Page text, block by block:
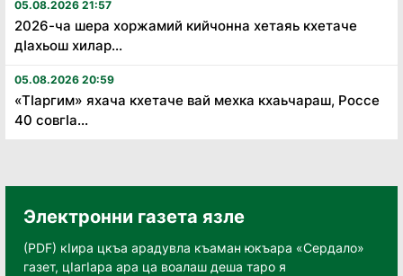
05.08.2026 21:57
2026-ча шера хоржамий кийчонна хетаяь кхетаче
дӏахьош хилар...
05.08.2026 20:59
«Тӏаргим» яхача кхетаче вай мехка кхаьчараш, Россе
40 совгӏа...
Электронни газета язле
(PDF) кӀира цкъа арадувла къаман юкъара «Сердало»
газет, цӀагӀара ара ца воалаш деша таро я